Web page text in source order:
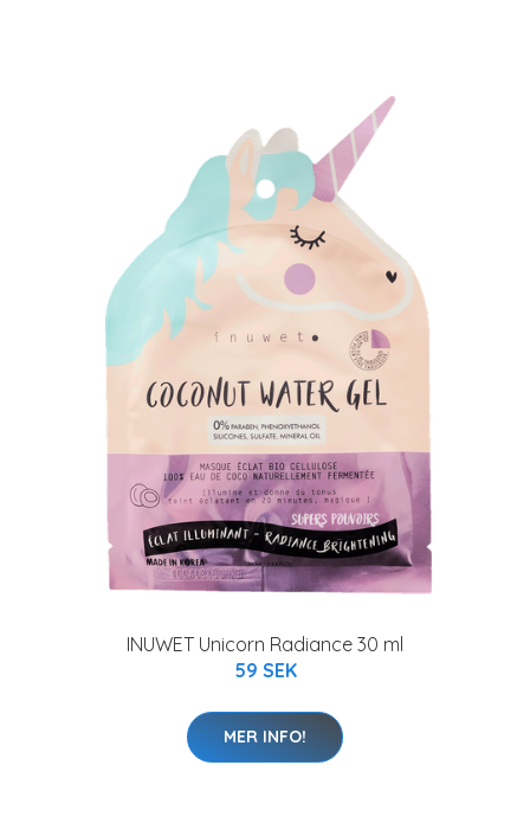
INUWET Unicorn Radiance 30 ml
59 SEK
MER INFO!